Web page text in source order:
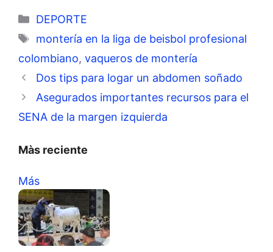
Categorías
DEPORTE
Etiquetas
montería en la liga de beisbol profesional
colombiano, vaqueros de montería
Dos tips para logar un abdomen soñado
Asegurados importantes recursos para el
SENA de la margen izquierda
Màs reciente
Más